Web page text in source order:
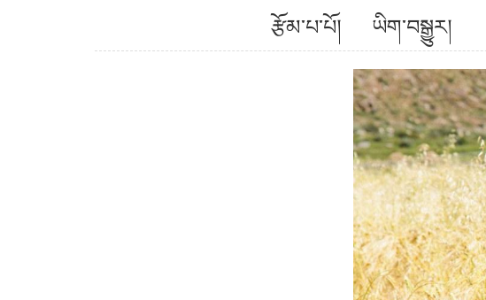
རྩོམ་པ་པོ། ཡིག་བསྒྱུར།